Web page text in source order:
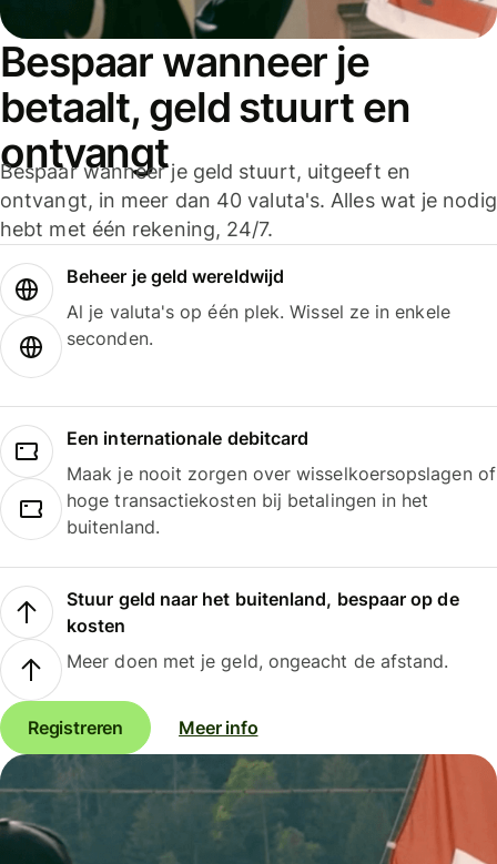
Bespaar wanneer je
betaalt, geld stuurt en
ontvangt
Bespaar wanneer je geld stuurt, uitgeeft en
ontvangt, in meer dan 40 valuta's. Alles wat je nodig
hebt met één rekening, 24/7.
Beheer je geld wereldwijd
Al je valuta's op één plek. Wissel ze in enkele
seconden.
Een internationale debitcard
Maak je nooit zorgen over wisselkoersopslagen of
hoge transactiekosten bij betalingen in het
buitenland.
Stuur geld naar het buitenland, bespaar op de
kosten
Meer doen met je geld, ongeacht de afstand.
Registreren Meer info